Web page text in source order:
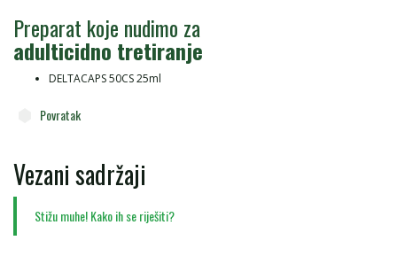
Preparat koje nudimo za
adulticidno tretiranje
DELTACAPS 50CS 25ml
Povratak
Vezani sadržaji
Stižu muhe! Kako ih se riješiti?